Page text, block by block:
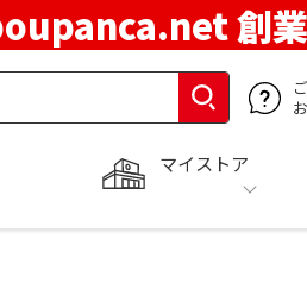
創
マイストア